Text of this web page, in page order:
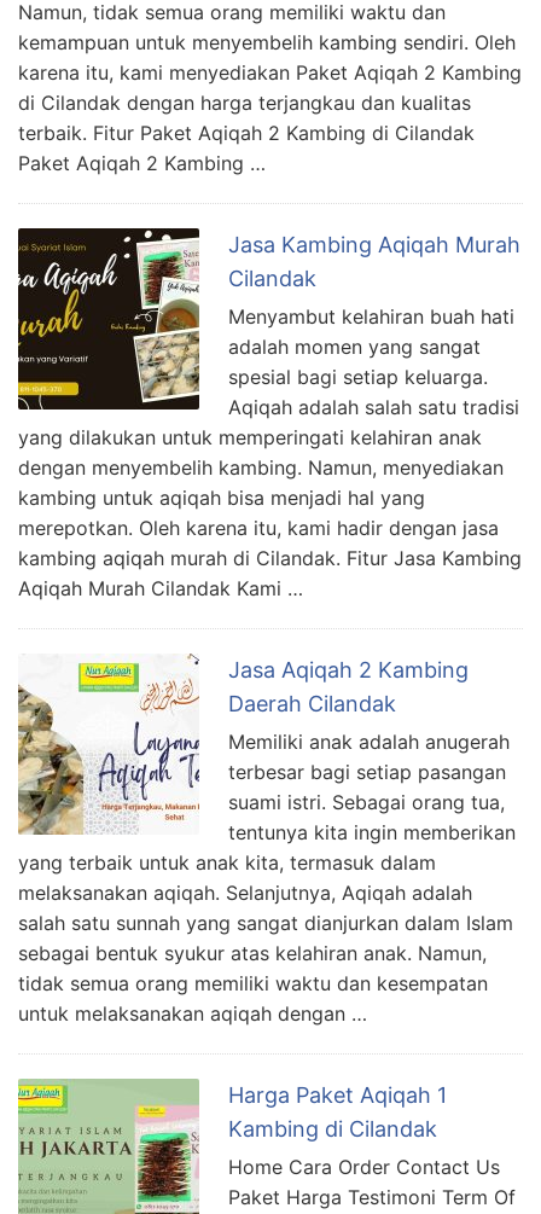
Namun, tidak semua orang memiliki waktu dan
kemampuan untuk menyembelih kambing sendiri. Oleh
karena itu, kami menyediakan Paket Aqiqah 2 Kambing
di Cilandak dengan harga terjangkau dan kualitas
terbaik. Fitur Paket Aqiqah 2 Kambing di Cilandak
Paket Aqiqah 2 Kambing …
Jasa Kambing Aqiqah Murah
Cilandak
Menyambut kelahiran buah hati
adalah momen yang sangat
spesial bagi setiap keluarga.
Aqiqah adalah salah satu tradisi
yang dilakukan untuk memperingati kelahiran anak
dengan menyembelih kambing. Namun, menyediakan
kambing untuk aqiqah bisa menjadi hal yang
merepotkan. Oleh karena itu, kami hadir dengan jasa
kambing aqiqah murah di Cilandak. Fitur Jasa Kambing
Aqiqah Murah Cilandak Kami …
Jasa Aqiqah 2 Kambing
Daerah Cilandak
Memiliki anak adalah anugerah
terbesar bagi setiap pasangan
suami istri. Sebagai orang tua,
tentunya kita ingin memberikan
yang terbaik untuk anak kita, termasuk dalam
melaksanakan aqiqah. Selanjutnya, Aqiqah adalah
salah satu sunnah yang sangat dianjurkan dalam Islam
sebagai bentuk syukur atas kelahiran anak. Namun,
tidak semua orang memiliki waktu dan kesempatan
untuk melaksanakan aqiqah dengan …
Harga Paket Aqiqah 1
Kambing di Cilandak
Home Cara Order Contact Us
Paket Harga Testimoni Term Of